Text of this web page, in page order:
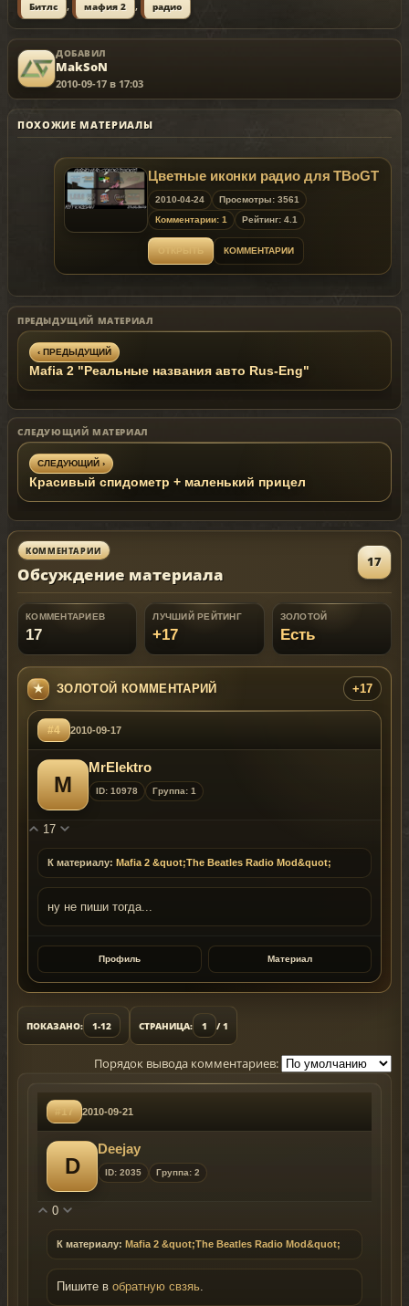
Битлс , мафия 2 , радио
ДОБАВИЛ
MakSoN
2010-09-17 в 17:03
ПОХОЖИЕ МАТЕРИАЛЫ
Цветные иконки радио для TBoGT
2010-04-24
Просмотры: 3561
Комментарии: 1
Рейтинг: 4.1
КОММЕНТАРИИ
ПРЕДЫДУЩИЙ МАТЕРИАЛ
‹ ПРЕДЫДУЩИЙ
Mafia 2 "Реальные названия авто Rus-Eng"
СЛЕДУЮЩИЙ МАТЕРИАЛ
СЛЕДУЮЩИЙ ›
Красивый спидометр + маленький прицел
КОММЕНТАРИИ
Обсуждение материала
17
КОММЕНТАРИЕВ
17
ЛУЧШИЙ РЕЙТИНГ
+17
ЗОЛОТОЙ
Есть
ЗОЛОТОЙ КОММЕНТАРИЙ +17
#4 2010-09-17
M
MrElektro
ID: 10978 Группа: 1
17
К материалу: Mafia 2 &quot;The Beatles Radio Mod&quot;
ну не пиши тогда...
Профиль Материал
ПОКАЗАНО: 1-12 СТРАНИЦА: 1 / 1
Порядок вывода комментариев:
#17 2010-09-21
D
Deejay
ID: 2035 Группа: 2
0
К материалу: Mafia 2 &quot;The Beatles Radio Mod&quot;
Пишите в обратную свзяь.